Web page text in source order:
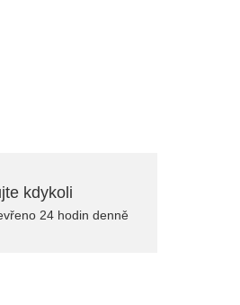
kdykoli
24 hodin denně